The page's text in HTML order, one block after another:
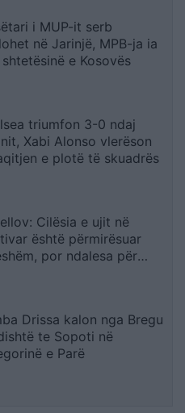
i MUP-it serb
në Jarinjë, MPB-ja ia
e Kosovës
triumfon 3-0 ndaj
Xabi Alonso vlerëson
e plotë të skuadrës
Cilësia e ujit në
është përmirësuar
por ndalesa për
Drissa kalon nga Bregu
te Sopoti në
e Parë